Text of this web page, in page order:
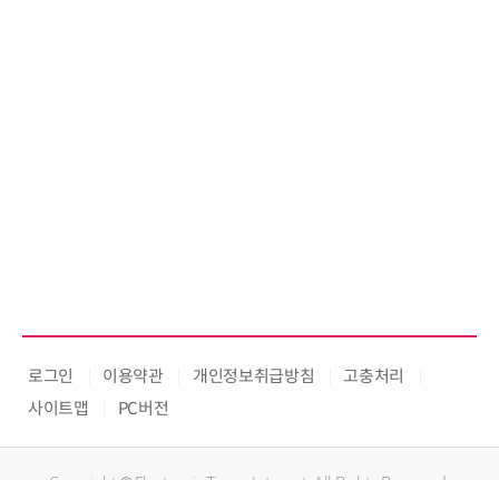
로그인 이용약관 개인정보취급방침
고충처리
사이트맵
PC버전